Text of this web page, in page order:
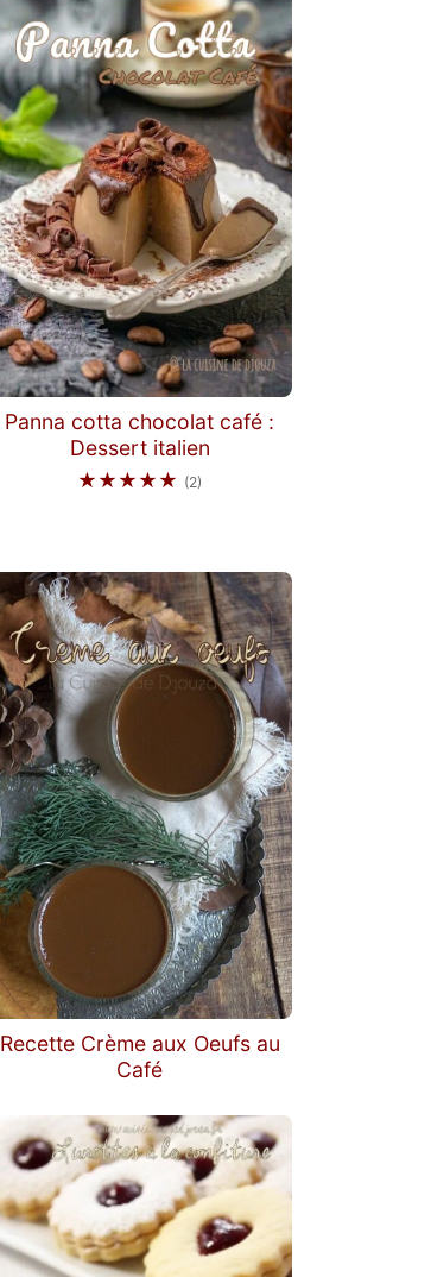
Panna cotta chocolat café :
Dessert italien
★★★★★ (2)
Recette Crème aux Oeufs au
Café